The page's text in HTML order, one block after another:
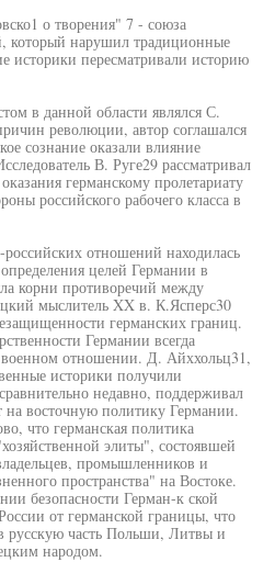
о творения" 7 - союза
который нарушил традиционные
историки пересматривали историю
в данной области являлся С.
революции, автор соглашался
сознание оказали влияние
В. Руге29 рассматривал
германскому пролетариату
российского рабочего класса в
отношений находилась
целей Германии в
корни противоречий между
мыслитель XX в. К.Ясперс30
германских границ.
Германии всегда
отношении. Д. Айххольц31,
историки получили
недавно, поддерживал
восточную политику Германии.
что германская политика
элиты", состоявшей
промышленников и
пространства" на Востоке.
безопасности Герман-к ской
от германской границы, что
русскую часть Польши, Литвы и
народом.